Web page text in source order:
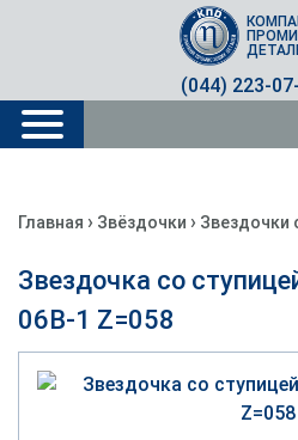
(044) 223-
Главная › Звёздочки › Звездочки
Звездочка со
06B-1 Z=058